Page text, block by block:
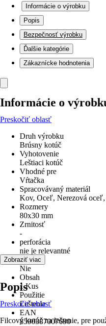
Informácie o výrobku
Popis
Bezpečnosť výrobku
Ďalšie kategórie
Zákaznícke hodnotenia
Informácie o
Preskočiť oblasť
Druh výrobku
Brúsny kotúč
Vyhotovenie
Leštiaci kotúč
Vhodné pre
Vŕtačka
Spracovávaný materiál
Kov, Oceľ, Nerezová
Rozmery
80x30 mm
Zrnitosť
-
perforácia
nie je relevantné
lepiace
Nie
Obsah
1 Kus
Použitie
Leštenie
EAN
8590387007690
Zobraziť viac
Popis
Preskočiť oblasť
Filcový kotúč na leštenie, pre